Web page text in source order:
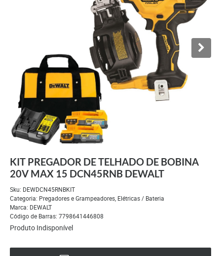
KIT PREGADOR DE TELHADO DE BOBINA
20V MAX 15 DCN45RNB DEWALT
Sku: DEWDCN45RNBKIT
Categoria: Pregadores e Grampeadores, Elétricas / Bateria
Marca: DEWALT
Código de Barras: 7798641446808
Produto Indisponível